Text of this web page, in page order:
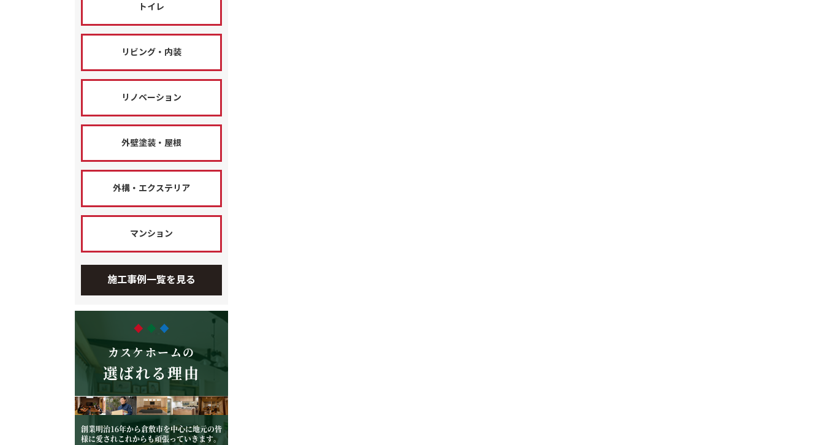
トイレ
リビング・内装
リノベーション
外壁塗装・屋根
外構・エクステリア
マンション
施工事例一覧を見る
カスケホームの
選ばれる理由
創業明治16年から倉敷市を中心に地元の皆
様に愛されこれからも頑張っていきます。